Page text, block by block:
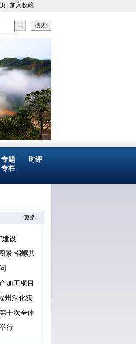
加入收藏
搜索
专题
专栏
时评
更多
建设
景 稻螺共
加工项目
州深化实
十次全体
次代表大
行